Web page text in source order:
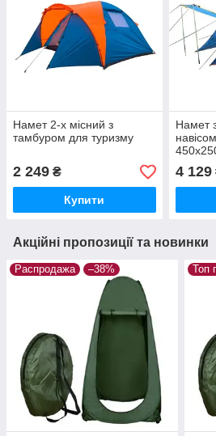
Намет 2-х місний з
тамбуром для туризму
2 249 ₴
Купити
Намет
4 129
Акційні пропозиції та новинки
Распродажа –38% Топ